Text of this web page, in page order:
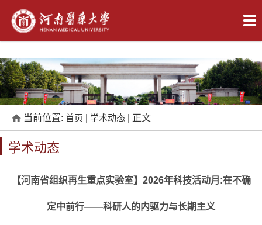
当前位置: 首页 学术动态 | 正文
学术动态
【河南省组织再生重点实验室】2026年科技活动月:在不确
定中前行——科研人的内驱力与长期主义